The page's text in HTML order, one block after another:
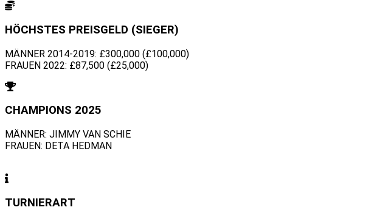
HÖCHSTES PREISGELD (SIEGER)
MÄNNER 2014-2019: £300,000 (£100,000)
FRAUEN 2022: £87,500 (£25,000)
CHAMPIONS 2025
MÄNNER: JIMMY VAN SCHIE
FRAUEN: DETA HEDMAN
TURNIERART